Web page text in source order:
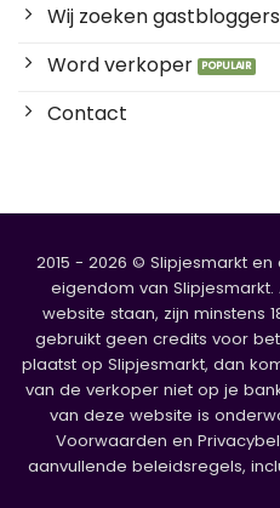
Wij zoeken gastbloggers
Word verkoper
Contact
2015 - 2026 © Slipjesmarkt
eigendom van
website staan, zijn minstens
gebruikt geen credits voor
plaatst op Slipjesmarkt, dan
van de verkoper niet op je
van deze website is
Voorwaarden en
aanvullende beleidsregels,